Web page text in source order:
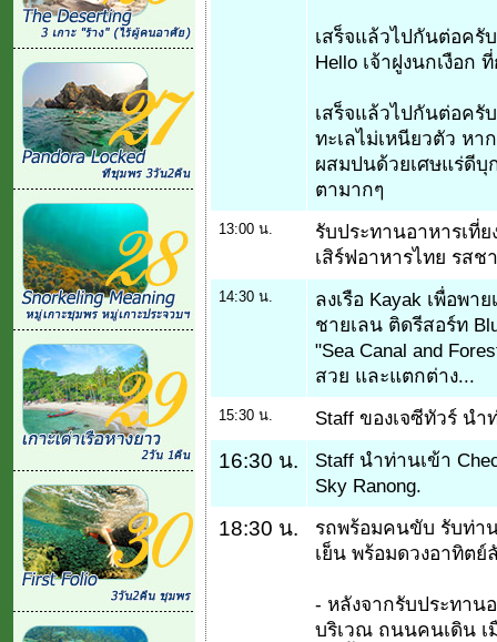
เสร็จแล้วไปกันต่อครั
Hello เจ้าฝูงนกเงือก
เสร็จแล้วไปกันต่อครั
ทะเลไม่เหนียวตัว หา
ผสมปนด้วยเศษแร่ดี
ตามากๆ
13:00 น.
รับประทานอาหารเที่
เสิร์ฟอาหารไทย รส
14:30 น.
ลงเรือ Kayak เพื่อพ
ชายเลน ติดรีสอร์ท
"Sea Canal and
สวย และแตกต่าง...
15:30 น. Staff ของเจซีทัวร์ นำ
16:30 น.
Staff นำท่านเข้า
Sky Ranong.
18:30 น.
รถพร้อมคนขับ รับท่า
เย็น พร้อมดวงอาทิตย์
- หลังจากรับประทาน
บริเวณ ถนนคนเดิน เ